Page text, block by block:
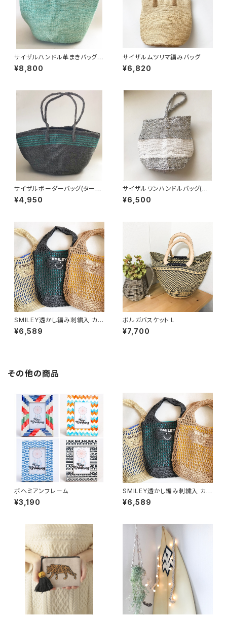
サイザルハンドル革まきバッグ
(ターコイズ)
¥8,800
サイザルムツリマ編みバッグ
¥6,820
サイザルボーダーバッグ(ターコ
イズ)
¥4,950
サイザルワンハンドルバッグ(プ
ラチナx白)
¥6,500
SMILEY透かし編み刺繍入 カゴ
バッグ
¥6,589
ボルガバスケット L
¥7,700
その他の商品
ボヘミアンフレーム
¥3,190
SMILEY透かし編み刺繍入 カゴ
バッグ
¥6,589